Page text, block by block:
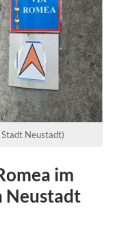
Neustadt)
im
Neustadt